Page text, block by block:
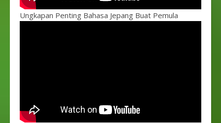
Ungkapan Penting Bahasa Jepang Buat Pemula